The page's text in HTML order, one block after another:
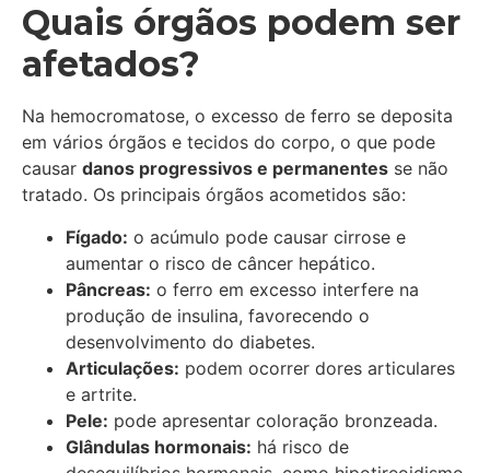
Quais órgãos podem ser
afetados?
Na hemocromatose, o excesso de ferro se deposita
em vários órgãos e tecidos do corpo, o que pode
causar danos progressivos e permanentes se não
tratado. Os principais órgãos acometidos são:
Fígado: o acúmulo pode causar cirrose e
aumentar o risco de câncer hepático.
Pâncreas: o ferro em excesso interfere na
produção de insulina, favorecendo o
desenvolvimento do diabetes.
Articulações: podem ocorrer dores articulares
e artrite.
Pele: pode apresentar coloração bronzeada.
Glândulas hormonais: há risco de